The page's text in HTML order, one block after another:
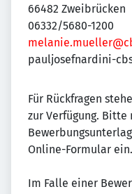
66482 Zweibrücken
06332/5680-1200
pauljosefnardini-
Für Rückfragen
zur Verfügung. Bitte
Online-Formular ein.
Im Falle einer